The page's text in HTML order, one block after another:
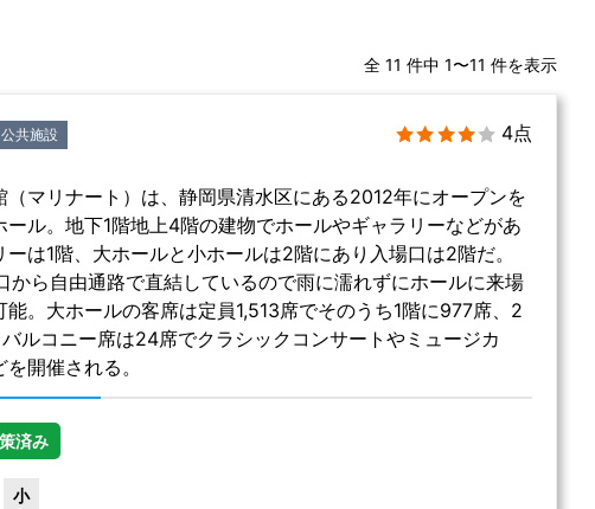
全 11 件中 1〜11 件を表示
公共施設 4点
（マリナート）は、静岡県清水区にある2012年にオープンを
ール。地下1階地上4階の建物でホールやギャラリーなどがあ
ーは1階、大ホールと小ホールは2階にあり入場口は2階だ。
から自由通路で直結しているので雨に濡れずにホールに来場
能。大ホールの客席は定員1,513席でそのうち1階に977席、2
ルコニー席は24席でクラシックコンサートやミュージカ
開催される。
済み
小